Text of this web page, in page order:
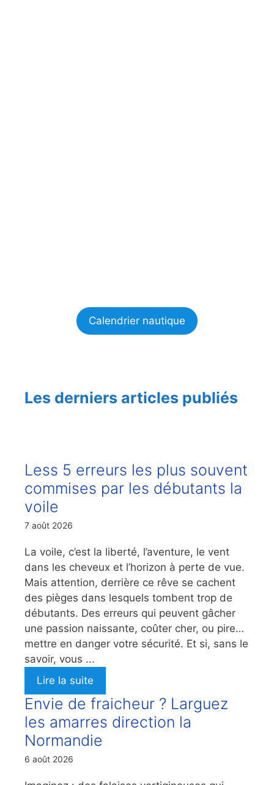
Calendrier nautique
Les derniers articles publiés
Less 5 erreurs les plus souvent
commises par les débutants la
voile
7 août 2026
La voile, c’est la liberté, l’aventure, le vent
dans les cheveux et l’horizon à perte de vue.
Mais attention, derrière ce rêve se cachent
des pièges dans lesquels tombent trop de
débutants. Des erreurs qui peuvent gâcher
une passion naissante, coûter cher, ou pire…
mettre en danger votre sécurité. Et si, sans le
savoir, vous ...
Lire la suite
Envie de fraicheur ? Larguez
les amarres direction la
Normandie
6 août 2026